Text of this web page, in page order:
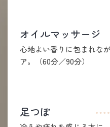
オイルマッサージ
心地よい香りに包まれな
ア。（60分／90分）
足つぼ